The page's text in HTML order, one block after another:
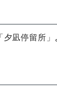
凪停留所」